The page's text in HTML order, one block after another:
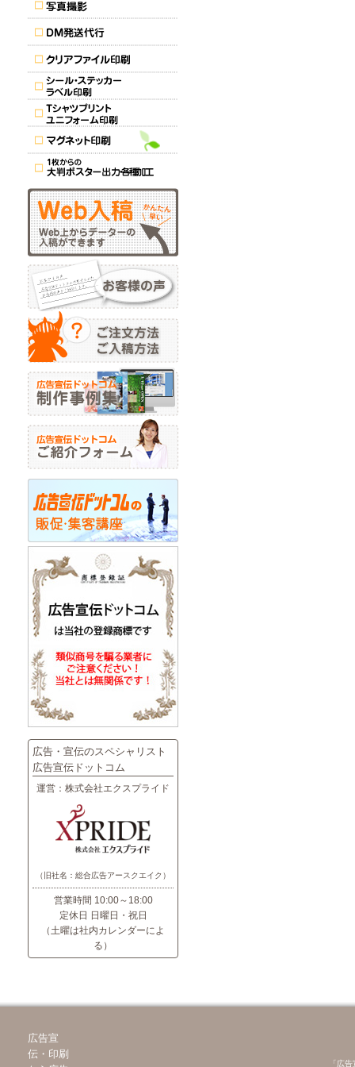
広告・宣伝のスペシャリスト
広告宣伝ドットコム
運営：株式会社エクスプライド
（旧社名：総合広告アースクエイク）
営業時間 10:00～18:00
定休日 日曜日・祝日
（土曜は社内カレンダーによ
る）
広告宣
伝・印刷
「広